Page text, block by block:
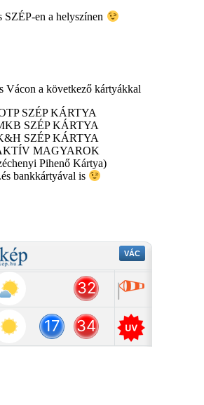
SZÉP-en a helyszínen
Vácon a következő kártyákkal
SZÉP KÁRTYA
SZÉP KÁRTYA
SZÉP KÁRTYA
MAGYAROK
Pihenő Kártya)
bankkártyával is